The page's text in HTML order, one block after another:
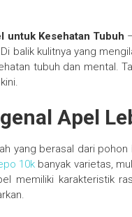
untuk Kesehatan Tubuh
balik kulitnya yang
tubuh dan mental.
Apel
yang berasal dari
10k banyak varietas,
memiliki karakteristik